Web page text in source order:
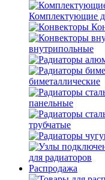
Комплектующие
внутрипольные
биметаллические
панельные
трубчатые
для радиаторов
Распродажа